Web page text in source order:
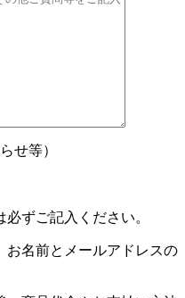
せ等）
ずご記入ください。
お名前とメールアドレスの